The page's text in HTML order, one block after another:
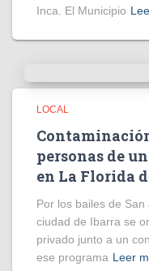
Inca. El Municipio
LOCAL
personas de
en La Florida
Por los bailes de
ciudad de Ibarra se
privado junto a un
ese programa Leer